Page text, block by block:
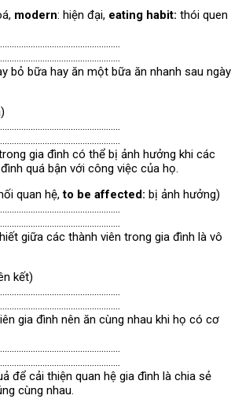
modern: hiện đại, eating habit: thói quen
bỏ bữa hay ăn một bữa ăn nhanh sau ngày
gia đình có thể bị ảnh hưởng khi các
quá bận với công việc của họ.
quan hệ,to be affected: bị ảnh hưởng)
giữa các thành viên trong gia đình là vô
kết)
gia đình nên ăn cùng nhau khi họ có cơ
để cải thiện quan hệ gia đình là chia sẻ
cùng nhau.